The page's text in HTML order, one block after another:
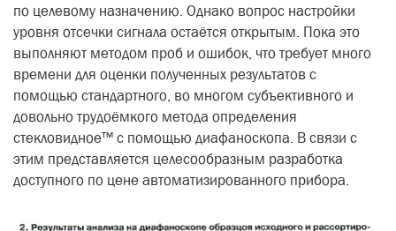
по целевому назначе­нию. Однако вопрос настройки
уровня отсечки сигнала остаётся открытым. Пока это
выполняют методом проб и ошибок, что требует много
времени для оценки полученных результатов с
помощью стандартного, во многом субъективного и
довольно трудоёмкого метода определения
стекловидное™ с помощью диафаноскопа. В связи с
этим представляется целесообраз­ным разработка
доступного по цене автоматизированного прибора.